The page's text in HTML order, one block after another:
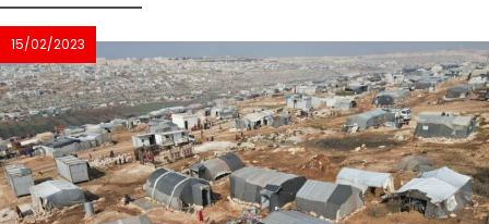
15/02/2023